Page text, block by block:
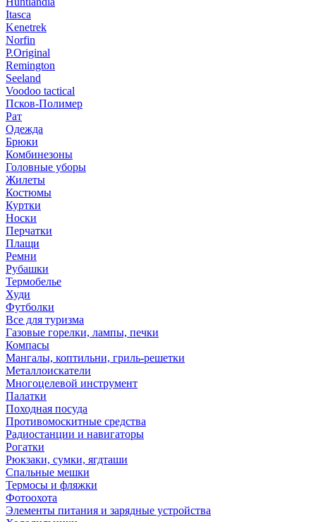
Itasca
Kenetrek
Norfin
P.Original
Remington
Seeland
Voodoo tactical
Псков-Полимер
Рат
Одежда
Брюки
Комбинезоны
Головные уборы
Жилеты
Костюмы
Куртки
Носки
Перчатки
Плащи
Ремни
Рубашки
Термобелье
Худи
Футболки
Все для туризма
Газовые горелки, лампы, печки
Компасы
Мангалы, коптильни, гриль-решетки
Металлоискатели
Многоцелевой инструмент
Палатки
Походная посуда
Противомоскитные средства
Радиостанции и навигаторы
Рогатки
Рюкзаки, сумки, ягдташи
Спальные мешки
Термосы и фляжки
Фотоохота
Элементы питания и зарядные устройства